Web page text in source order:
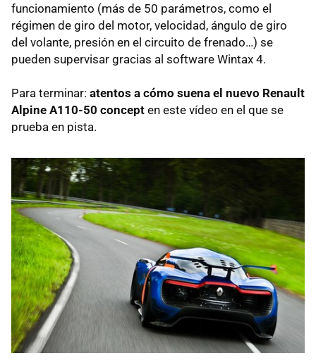
funcionamiento (más de 50 parámetros, como el
régimen de giro del motor, velocidad, ángulo de giro
del volante, presión en el circuito de frenado…) se
pueden supervisar gracias al software Wintax 4.
Para terminar: atentos a cómo suena el nuevo Renault
Alpine A110-50 concept en este vídeo en el que se
prueba en pista.